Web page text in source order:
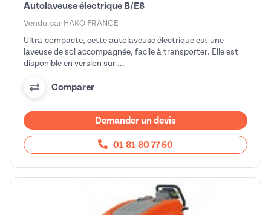
Autolaveuse électrique B/E8
Vendu par HAKO FRANCE
Ultra-compacte, cette autolaveuse électrique est une
laveuse de sol accompagnée, facile à transporter. Elle est
disponible en version sur ...
Comparer
Demander un devis
01 81 80 77 60